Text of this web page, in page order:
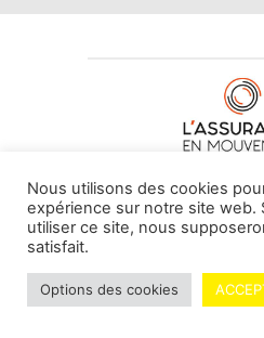
À PROPOS DE
© L'assurance en mouvement -By
Mentions légales
Nous utilisons des cookies
expérience sur notre site web.
utiliser ce site, nous
satisfait.
Options des cookies